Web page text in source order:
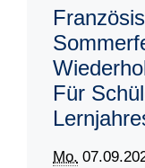
Für
Mo.